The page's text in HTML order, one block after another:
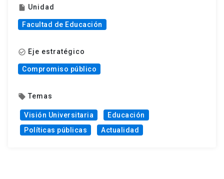
insert_drive_file Unidad
Facultad de Educación
check_circle_outline Eje estratégico
Compromiso público
local_offer Temas
Visión Universitaria
Educación
Políticas públicas
Actualidad